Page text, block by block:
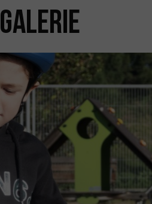
Galerie